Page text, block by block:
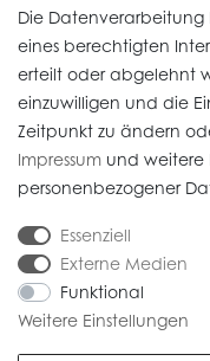
Widerrufs­recht
Impressum
AGB
Die
eines berechtigten
erteilt oder abgelehnt
einzuwilligen und die
Zeitpunkt zu ändern
Impressum und weitere
personenbezogener
Essenziell
Externe Medien
Funktional
Weitere Einstellungen